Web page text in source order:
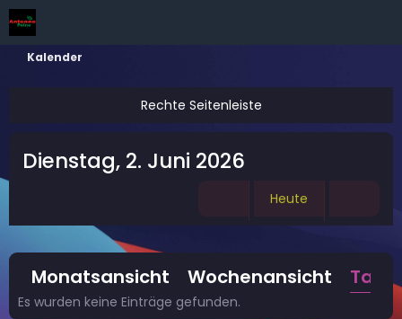
Kalender
Dienstag, 2. Juni 2026
Heute
Monatsansicht Wochenansicht
Es wurden keine Einträge gefunden.